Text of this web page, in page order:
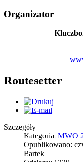
Organizator
Routesetter
Szczegóły
Kategoria: MWO
Opublikowano:
Bartek